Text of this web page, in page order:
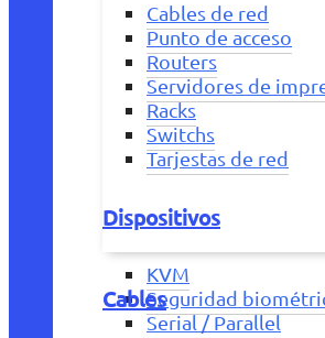
Cables de red
Punto de acceso
Routers
Servidores de
Racks
Switchs
Tarjestas de red
Dispositivos
KVM
Seguridad
Serial / Parallel
Cables